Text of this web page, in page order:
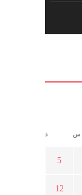
س د
5
12